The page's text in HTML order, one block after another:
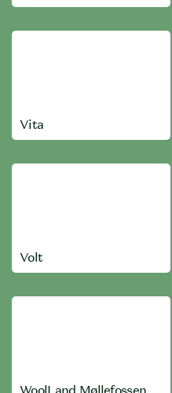
Vita
Volt
WoolLand Møllefossen